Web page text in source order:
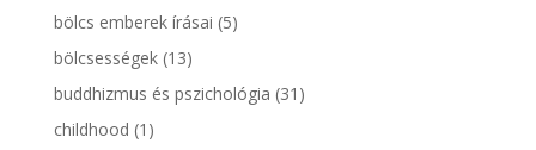
bölcs emberek írásai (5)
bölcsességek(13)
buddhizmus és pszichológia (31)
childhood (1)